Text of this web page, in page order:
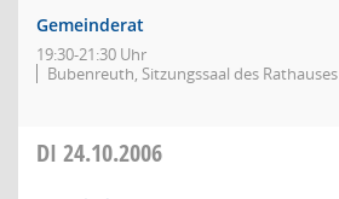
Gemeinderat
19:30-21:30 Uhr
Bubenreuth, Sitzungssaal des Rathauses
DI 24.10.2006